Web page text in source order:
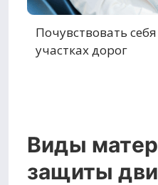
Почувствовать
участках дорог
Виды
защиты